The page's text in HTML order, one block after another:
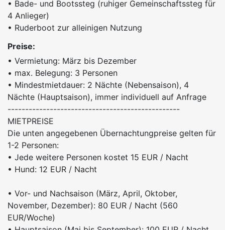
• Bade- und Bootssteg (ruhiger Gemeinschaftssteg für
4 Anlieger)
• Ruderboot zur alleinigen Nutzung
Preise:
• Vermietung: März bis Dezember
• max. Belegung: 3 Personen
• Mindestmietdauer: 2 Nächte (Nebensaison), 4
Nächte (Hauptsaison), immer individuell auf Anfrage
-------------------------------------------------
MIETPREISE
Die unten angegebenen Übernachtungpreise gelten für
1-2 Personen:
• Jede weitere Personen kostet 15 EUR / Nacht
• Hund: 12 EUR / Nacht
• Vor- und Nachsaison (März, April, Oktober,
November, Dezember): 80 EUR / Nacht (560
EUR/Woche)